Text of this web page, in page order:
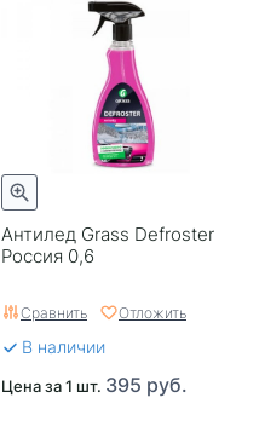
Антилед Grass Defroster
Россия 0,6
Сравнить Отложить
В наличии
Цена за 1 шт. 395 руб.